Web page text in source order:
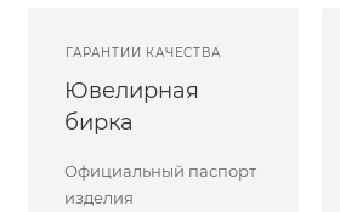
ГАРАНТИИ КАЧЕСТВА
Ювелирная
бирка
Официальный паспорт
изделия